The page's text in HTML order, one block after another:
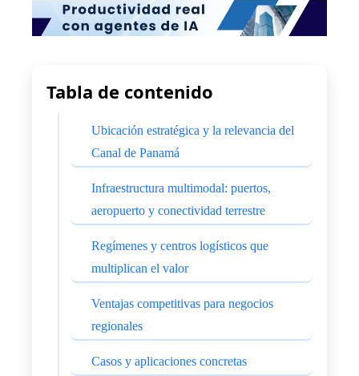
Tabla de contenido
Ubicación estratégica y la relevancia del
Canal de Panamá
Infraestructura multimodal: puertos,
aeropuerto y conectividad terrestre
Regímenes y centros logísticos que
multiplican el valor
Ventajas competitivas para negocios
regionales
Casos y aplicaciones concretas